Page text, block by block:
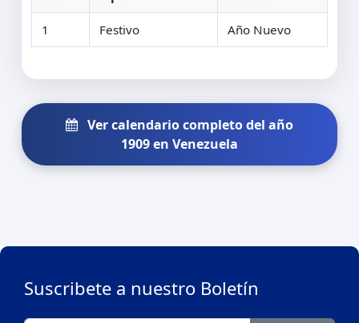
1 Festivo Año Nuevo
Ver calendario completo del año
1909 en Venezuela
Suscribete a nuestro Boletín